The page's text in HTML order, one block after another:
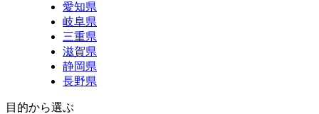
愛知県
岐阜県
三重県
滋賀県
静岡県
長野県
目的から選ぶ